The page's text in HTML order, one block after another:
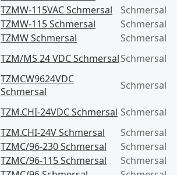
TZMW-115VAC Schmersal Schmersal
TZMW-115 Schmersal Schmersal
TZMW Schmersal Schmersal
TZM/MS 24 VDC SchmersalSchmersal
TZMCW9624VDC
Schmersal
Schmersal
TZM.CHI-24VDC Schmersal Schmersal
TZM.CHI-24V Schmersal Schmersal
TZMC/96-230 Schmersal Schmersal
TZMC/96-115 Schmersal Schmersal